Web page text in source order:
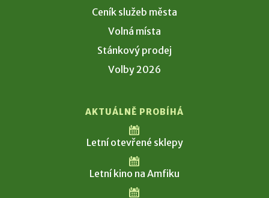
Ceník služeb města
Volná místa
Stánkový prodej
Volby 2026
AKTUÁLNĚ PROBÍHÁ
Letní otevřené sklepy
Letní kino na Amfiku